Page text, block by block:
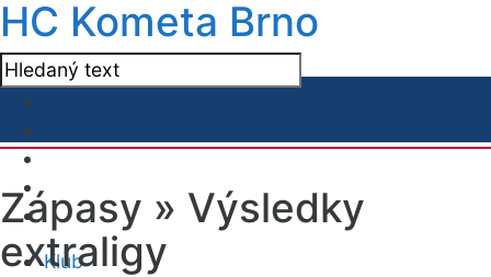
HC Kometa Brno
Klub
Zápasy » Výsledky
extraligy